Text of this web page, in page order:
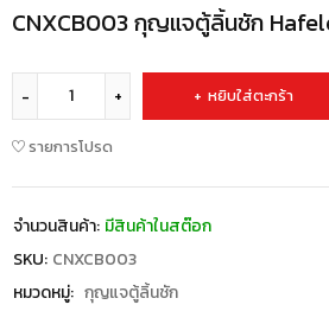
CNXCB003 กุญแจตู้ลิ้นชัก
หยิบใส่ตะกร้า
รายการโปรด
จำนวนสินค้า: มีสินค้าในสต๊อก
SKU: CNXCB003
หมวดหมู่: กุญแจตู้ลิ้นชัก